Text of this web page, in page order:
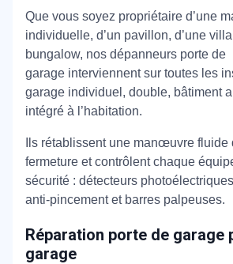
Que vous soyez propriétaire d’une
individuelle, d’un pavillon, d’une villa
bungalow, nos dépanneurs porte de
garage interviennent sur toutes les
garage individuel, double, bâtiment
intégré à l’habitation.
Ils rétablissent une manœuvre fluide
fermeture et contrôlent chaque
sécurité : détecteurs
anti-pincement et barres palpeuses.
Réparation porte de garage
garage